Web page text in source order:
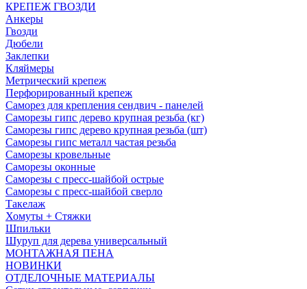
КРЕПЕЖ ГВОЗДИ
Анкеры
Гвозди
Дюбели
Заклепки
Кляймеры
Метрический крепеж
Перфорированный крепеж
Саморез для крепления сендвич - панелей
Саморезы гипс дерево крупная резьба (кг)
Саморезы гипс дерево крупная резьба (шт)
Саморезы гипс металл частая резьба
Саморезы кровельные
Саморезы оконные
Саморезы с пресс-шайбой острые
Саморезы с пресс-шайбой сверло
Такелаж
Хомуты + Стяжки
Шпильки
Шуруп для дерева универсальный
МОНТАЖНАЯ ПЕНА
НОВИНКИ
ОТДЕЛОЧНЫЕ МАТЕРИАЛЫ